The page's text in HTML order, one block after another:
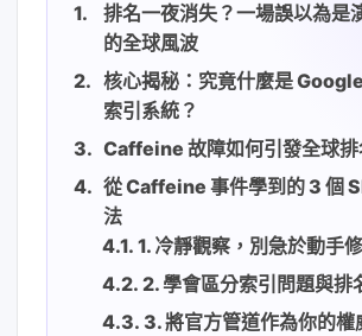
排名一夜消失？一場誤以為是
的全球風波
核心揭秘：究竟什麼是
索引系統？
Caffeine 故障如何引發全球排
從 Caffeine 事件學到的 3 個
法
1. 冷靜觀察，別急於動手
2. 學會區分索引問題與排
3. 將官方管道作為你的權